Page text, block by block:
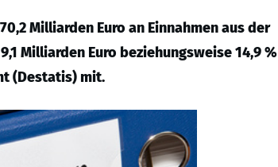
Milliarden Euro an Einnahmen aus der
Milliarden Euro beziehungsweise 14,9 %
(Destatis) mit.